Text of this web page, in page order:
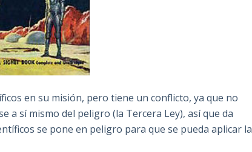
en su misión, pero tiene un conflicto, ya que no
a sí mismo del peligro (la Tercera Ley), así que da
se pone en peligro para que se pueda aplicar la